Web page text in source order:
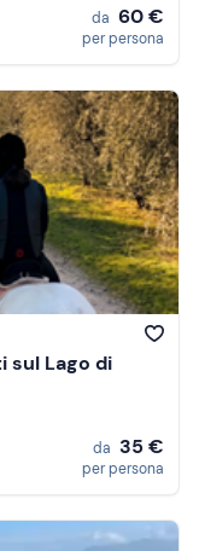
da 60 €
per persona
sul Lago di
da 35 €
per persona